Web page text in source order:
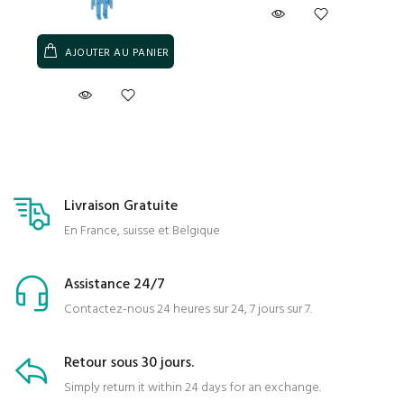
AJOUTER AU PANIER
Livraison Gratuite
En France, suisse et Belgique
Assistance 24/7
Contactez-nous 24 heures sur 24, 7 jours sur 7.
Retour sous 30 jours.
Simply return it within 24 days for an exchange.